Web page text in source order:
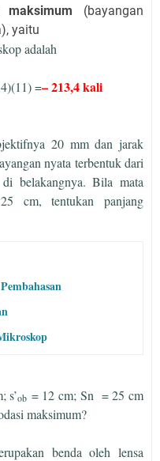
maksimum
(bayangan
yaitu
adalah
=– 213,4 kali
20 mm dan jarak
nyata terbentuk dari
belakangnya. Bila mata
cm, tentukan panjang
s’ob = 12 cm; Sn = 25 cm
maksimum?
benda oleh lensa